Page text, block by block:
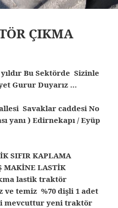
ÇIKMA
yıldır Bu Sektörde Sizinle
Gurur Duyarız …
Savaklar caddesi No
yanı ) Edirnekapı / Eyüp
SIFIR KAPLAMA
MAKİNE LASTİK
lastik traktör
ve temiz %70 dişli 1 adet
mevcuttur yeni traktör